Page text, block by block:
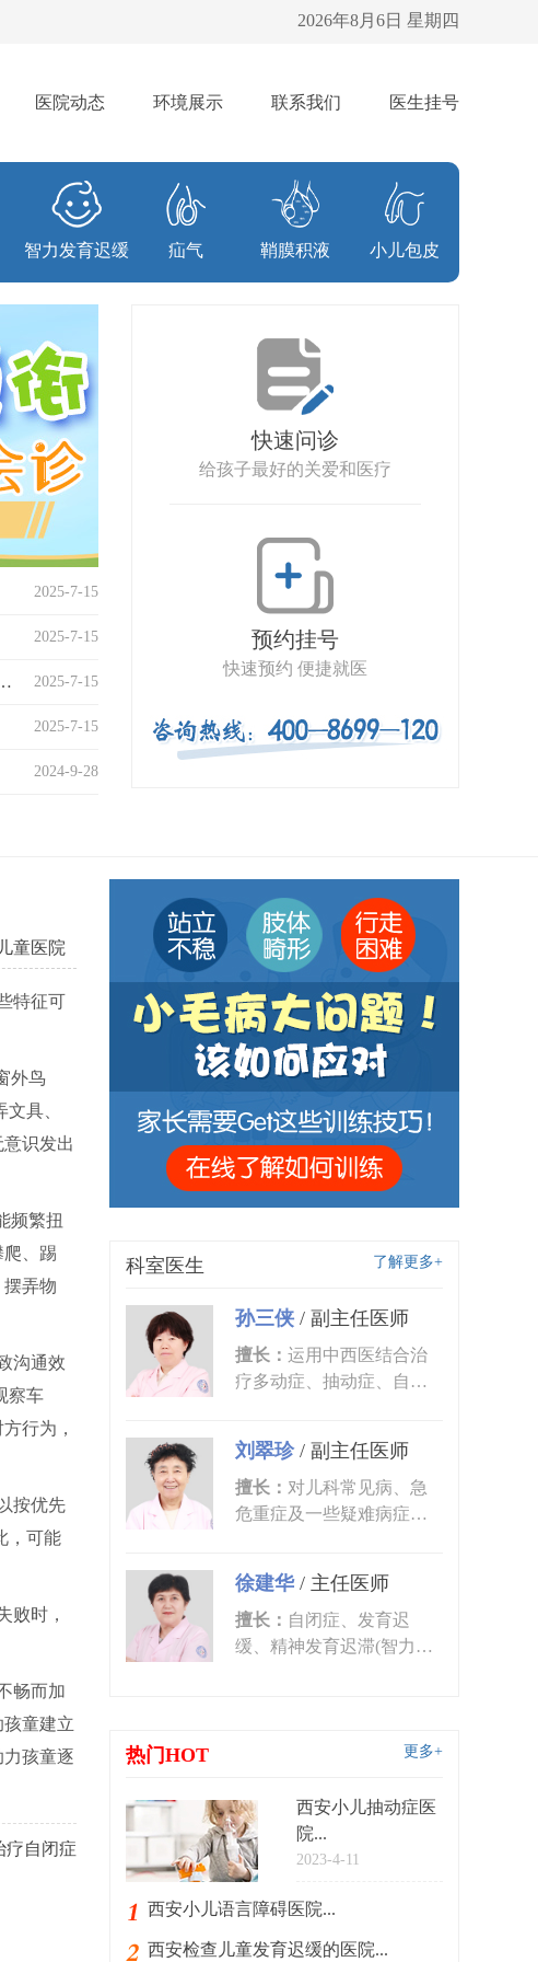
2026年8月6日 星期四
医院动态 环境展示 联系我们 医生挂号
智力发育迟缓 疝气 鞘膜积液 小儿包皮
2025-7-15
2025-7-15
安排名前三的发育行为专科医院？... 2025-7-15
2025-7-15
2024-9-28
快速问诊
给孩子最好的关爱和医疗
预约挂号
快速预约 便捷就医
童医院
特征可
外鸟
具、
识发出
频繁扭
、踢
弄物
沟通效
察车
行为，
按优先
，可能
败时，
畅而加
童建立
孩童逐
疗自闭症
了解更多+
科室医生
孙三侠 / 副主任医师
擅长： 运用中西医结合治
疗多动症、抽动症、自闭
刘翠珍/ 副主任医师
擅长： 对儿科常见病、急
危重症及一些疑难病症的
徐建华/ 主任医师
擅长： 自闭症、发育迟
缓、精神发育迟滞(智力低
更多+
热门HOT
西安小儿抽动症医
院...
2023-4-11
西安小儿语言障碍医院...
西安检查儿童发育迟缓的医院...